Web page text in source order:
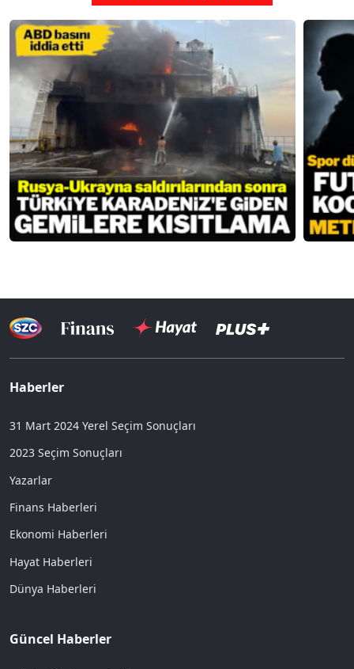
Haberler
31 Mart 2024 Yerel Seçim Sonuçları
2023 Seçim Sonuçları
Yazarlar
Finans Haberleri
Ekonomi Haberleri
Hayat Haberleri
Dünya Haberleri
Güncel Haberler